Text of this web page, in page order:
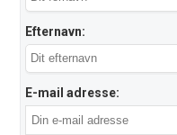
Efternavn:
E-mail adresse: